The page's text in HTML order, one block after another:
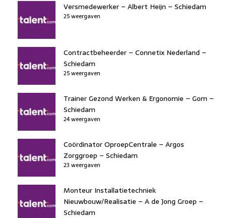
Versmedewerker – Albert Heijn – Schiedam
25 weergaven
Contractbeheerder – Connetix Nederland –
Schiedam
25 weergaven
Trainer Gezond Werken & Ergonomie – Gom –
Schiedam
24 weergaven
Coördinator OproepCentrale – Argos
Zorggroep – Schiedam
23 weergaven
Monteur Installatietechniek
Nieuwbouw/Realisatie – A de Jong Groep –
Schiedam